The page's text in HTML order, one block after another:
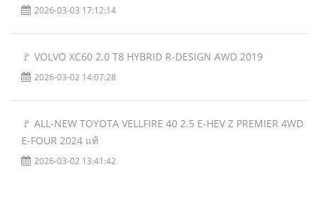
2026-03-03 17:12:14
🚩 VOLVO XC60 2.0 T8 HYBRID R-DESIGN AWD 2019
2026-03-02 14:07:28
🚩 ALL-NEW TOYOTA VELLFIRE 40 2.5 E-HEV Z PREMIER 4WD
E-FOUR 2024 แท้
2026-03-02 13:41:42